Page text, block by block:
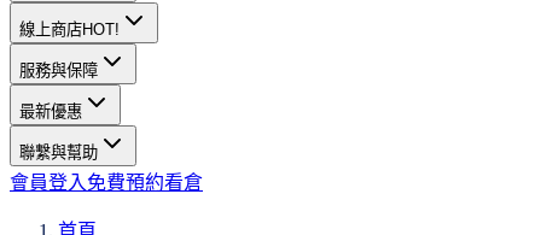
線上商店HOT!
服務與保障
最新優惠
聯繫與幫助
會員登入 免費預約看倉
首頁